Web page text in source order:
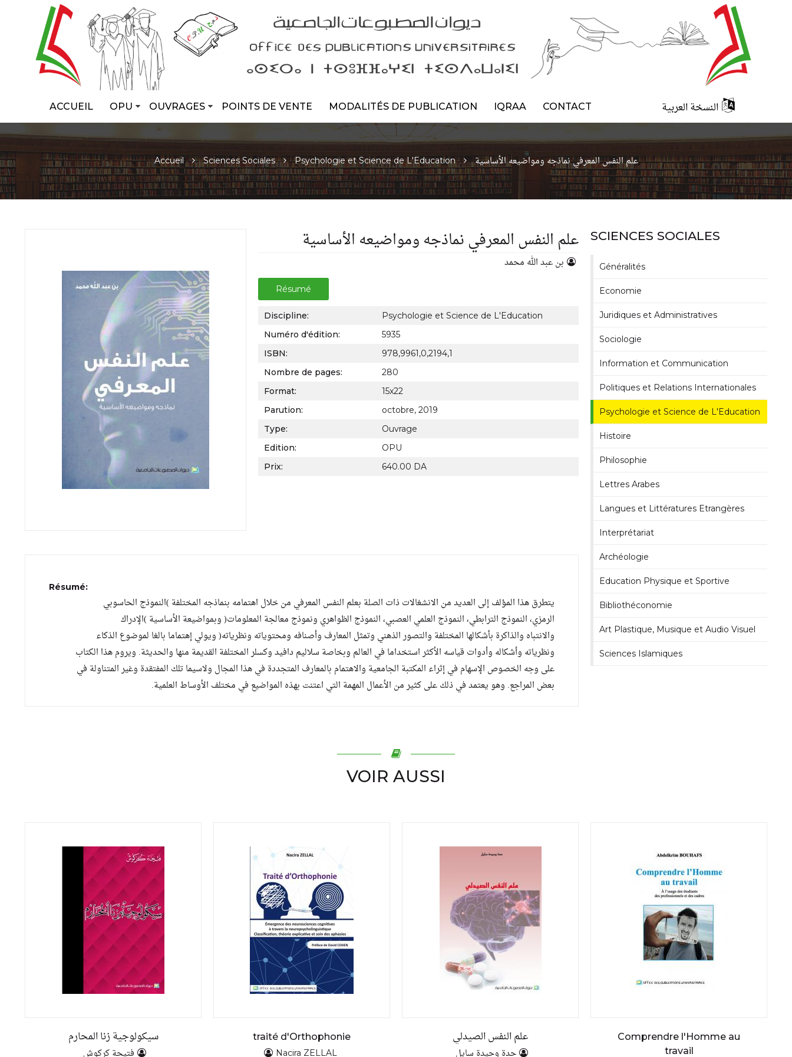
ACCUEIL OPU OUVRAGES POINTS DE VENTE MODALITÉS DE PUBLICATION IQRAA CONTACT النسخة العربية
Accueil Sciences Sociales Psychologie et Science de L'Education علم النفس المعرفي نماذجه ومواضيعه الأساسية
علم النفس المعرفي نماذجه ومواضيعه الأساسية
بن عبد الله محمد
Résumé
Discipline:
Psychologie et Science de L'Education
Numéro d'édition:
5935
ISBN:
978,9961,0,2194,1
Nombre de pages:
280
Format:
15x22
Parution:
octobre, 2019
Type:
Ouvrage
Edition:
OPU
Prix:
640.00 DA
Résumé:
يتطرق هذا المؤلف إلى العديد من الانشغالات ذات الصلة بعلم النفس المعرفي من خلال اهتمامه بنماذجه المختلفة )النموذج الحاسوبي
الرمزي، النموذج الترابطي، النموذج العلمي العصبي، النموذج الظواهري ونموذج معالجة المعلومات( وبمواضيعة الأساسية )الإدراك
والانتباه والذاكرة بأشكالها المختلفة والتصور الذهني وتمثل المعارف وأصنافه ومحتوياته ونظرياته( ويولي إهتماما بالغا لموضوع الذكاء
ونظرياته وأشكاله وأدوات قياسه الأكثر استخداما في العالم وبخاصة سلاليم دافيد وكسلر المختلفة القديمة منها والحديثة. ويروم هذا الكتاب
على وجه الخصوص الإسهام في إثراء المكتبة الجامعية والاهتمام بالمعارف المتجددة في هذا المجال ولاسيما تلك المفتقدة وغير المتناولة في
بعض المراجع. وهو يعتمد في ذلك على كثير من الأعمال المهمة التي اعتنت بهذه المواضيع في مختلف الأوساط العلمية.
SCIENCES SOCIALES
Généralités
Economie
Juridiques et Administratives
Sociologie
Information et Communication
Politiques et Relations Internationales
Psychologie et Science de L'Education
Histoire
Philosophie
Lettres Arabes
Langues et Littératures Etrangères
Interprétariat
Archéologie
Education Physique et Sportive
Bibliothéconomie
Art Plastique, Musique et Audio Visuel
Sciences Islamiques
VOIR AUSSI
سيكولوجية زنا المحارم traité d'Orthophonie
Nacira ZELLAL
علم النفس الصيدلي
Comprendre l'Homme au
travail